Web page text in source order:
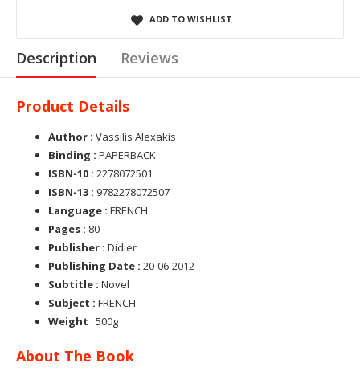
ADD TO WISHLIST
Description Reviews
Product Details
Author : Vassilis Alexakis
Binding : PAPERBACK
ISBN-10 : 2278072501
ISBN-13 : 9782278072507
Language : FRENCH
Pages : 80
Publisher : Didier
Publishing Date : 20-06-2012
Subtitle : Novel
Subject : FRENCH
Weight : 500g
About The Book